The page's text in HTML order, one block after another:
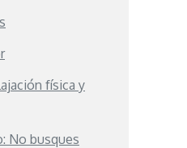
física y
No busques